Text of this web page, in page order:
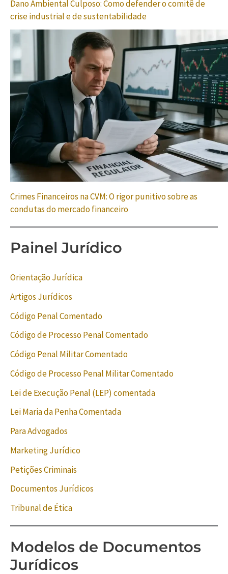
Dano Ambiental Culposo: Como defender o comitê de
crise industrial e de sustentabilidade
Crimes Financeiros na CVM: O rigor punitivo sobre as
condutas do mercado financeiro
Painel Jurídico
Orientação Jurídica
Artigos Jurídicos
Código Penal Comentado
Código de Processo Penal Comentado
Código Penal Militar Comentado
Código de Processo Penal Militar Comentado
Lei de Execução Penal (LEP) comentada
Lei Maria da Penha Comentada
Para Advogados
Marketing Jurídico
Petições Criminais
Documentos Jurídicos
Tribunal de Ética
Modelos de Documentos
Jurídicos